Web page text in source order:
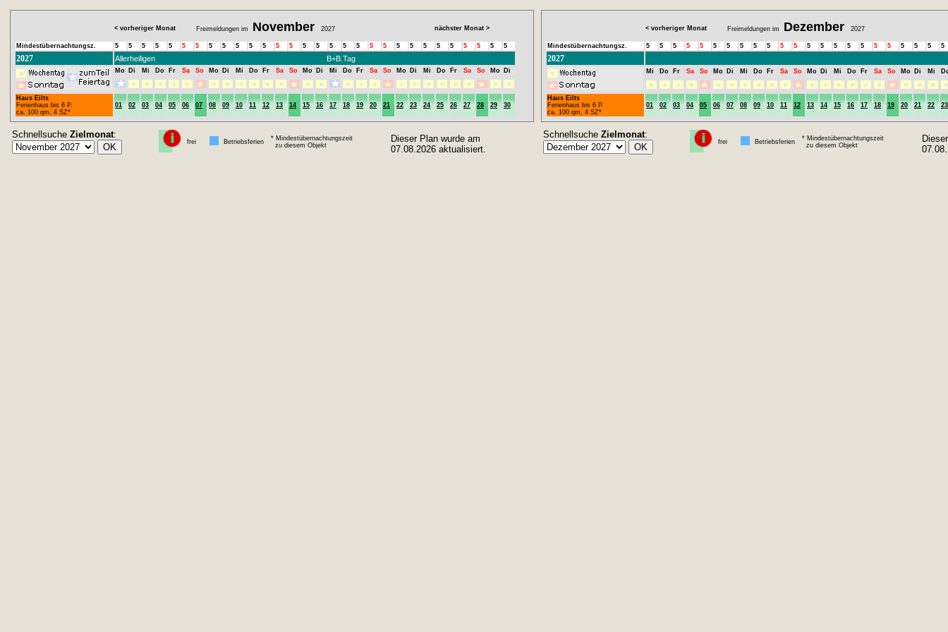
< vorheriger Monat Freimeldungen im November 2027 nächster Monat >
Mindestübernachtungsz. 5 5 5 5 5 5 5 5 5 5 5 5 5 5 5 5 5 5 5 5 5 5 5 5 5 5 5 5 5 5
2027 Allerheiligen B+B.Tag
Mo Di Mi Do Fr Sa So Mo Di Mi Do Fr Sa So Mo Di Mi Do Fr Sa So Mo Di Mi Do Fr Sa So Mo Di
Haus Eilts
Ferienhaus bis 6 P.
ca. 100 qm, 4 SZ*
01 02 03 04 05 06 07 08 09 10 11 12 13 14 15 16 17 18 19 20 21 22 23 24 25 26 27 28 29 30
Schnellsuche Zielmonat:
frei Betriebsferien
* Mindestübernachtungszeit
zu diesem Objekt
Dieser Plan wurde am
07.08.2026 aktualisiert.
< vorheriger Monat Freimeldungen im Dezember 2027
Mindestübernachtungsz. 5 5 5 5 5 5 5 5 5 5 5 5 5 5 5 5 5 5 5 5 5 5 5
2027
Mi Do Fr Sa So Mo Di Mi Do Fr Sa So Mo Di Mi Do Fr Sa So Mo Di Mi
Haus Eilts
Ferienhaus bis 6 P.
ca. 100 qm, 4 SZ*
01 02 03 04 05 06 07 08 09 10 11 12 13 14 15 16 17 18 19 20 21 22 23
Schnellsuche Zielmonat:
frei Betriebsferien
* Mindestübernachtungszeit
zu diesem Objekt